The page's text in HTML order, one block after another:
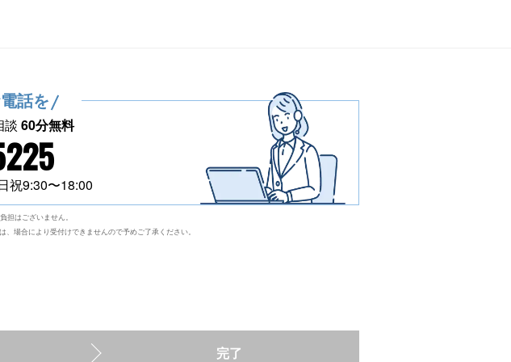
話を
談 60分無料
祝9:30〜18:00
担はございません。
場合により受付けできませんので予めご了承ください。
完了